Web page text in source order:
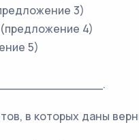
3)
4)
5)
в которых даны